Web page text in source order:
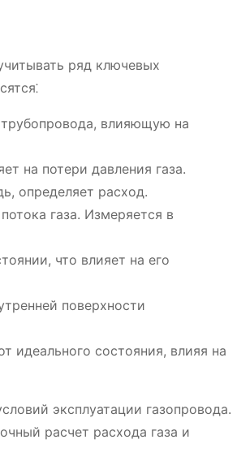
ряд ключевых
влияющую на
на потери давления газа.
определяет расход.
газа. Измеряется в
что влияет на его
поверхности
идеального состояния, влияя на
эксплуатации газопровода.
расчет расхода газа и